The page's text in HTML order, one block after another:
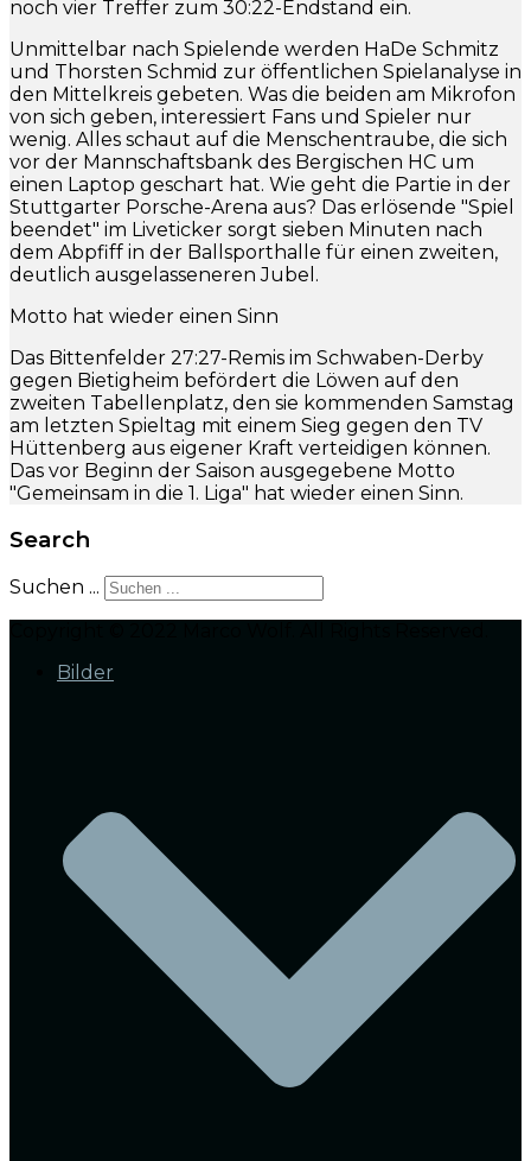
noch vier Treffer zum 30:22-Endstand ein.
Unmittelbar nach Spielende werden HaDe Schmitz
und Thorsten Schmid zur öffentlichen Spielanalyse in
den Mittelkreis gebeten. Was die beiden am Mikrofon
von sich geben, interessiert Fans und Spieler nur
wenig. Alles schaut auf die Menschentraube, die sich
vor der Mannschaftsbank des Bergischen HC um
einen Laptop geschart hat. Wie geht die Partie in der
Stuttgarter Porsche-Arena aus? Das erlösende "Spiel
beendet" im Liveticker sorgt sieben Minuten nach
dem Abpfiff in der Ballsporthalle für einen zweiten,
deutlich ausgelasseneren Jubel.
Motto hat wieder einen Sinn
Das Bittenfelder 27:27-Remis im Schwaben-Derby
gegen Bietigheim befördert die Löwen auf den
zweiten Tabellenplatz, den sie kommenden Samstag
am letzten Spieltag mit einem Sieg gegen den TV
Hüttenberg aus eigener Kraft verteidigen können.
Das vor Beginn der Saison ausgegebene Motto
"Gemeinsam in die 1. Liga" hat wieder einen Sinn.
Search
Suchen ...
Bilder